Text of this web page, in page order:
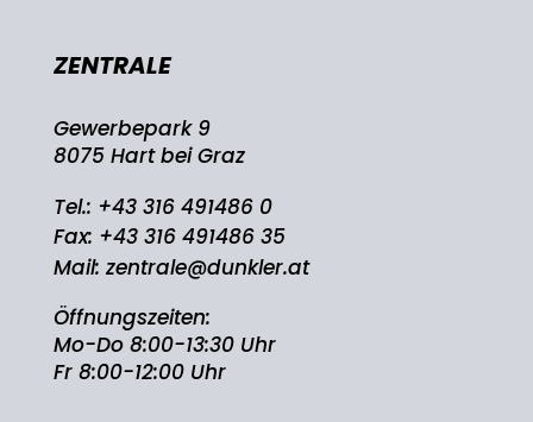
ZENTRALE
Gewerbepark 9
8075 Hart bei Graz
Tel.: +43 316 491486 0
Fax: +43 316 491486 35
Mail: zentrale@dunkler.at
Öffnungszeiten:
Mo-Do 8:00-13:30 Uhr
Fr 8:00-12:00 Uhr